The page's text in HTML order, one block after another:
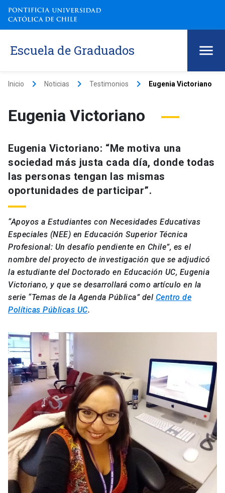
Escuela de Graduados
Inicio keyboard_arrow_right Noticias keyboard_arrow_right Testimonios keyboard_arrow_right Eugenia Victoriano
Eugenia Victoriano
Eugenia Victoriano: “Me motiva una
sociedad más justa cada día, donde todas
las personas tengan las mismas
oportunidades de participar”.
“Apoyos a Estudiantes con Necesidades Educativas
Especiales (NEE) en Educación Superior Técnica
Profesional: Un desafío pendiente en Chile”, es el
nombre del proyecto de investigación que se adjudicó
la estudiante del Doctorado en Educación UC, Eugenia
Victoriano, y que se desarrollará como artículo en la
serie “Temas de la Agenda Pública” del Centro de
Políticas Públicas UC.